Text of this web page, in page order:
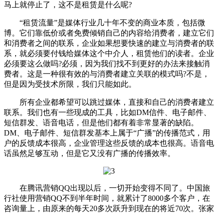
马上就停止了，这不是租赁是什么呢?
“租赁流量”是媒体行业几十年不变的商业本质，包括微
博。它们靠低价或者免费倾销自己的内容给消费者，建立它们
和消费者之间的联系，企业如果想要快速的建立与消费者的联
系，就必须要付钱给媒体这个中介人，租赁他们的读者。企业
必须要这么做吗?必须，因为我们找不到更好的办法来接触消
费者。这是一种很有效的与消费者建立关联的模式吗?不是，
但是因为受技术所限，我们只能如此。
所有企业都希望可以跳过媒体，直接和自己的消费者建立
联系。我们也有一些现成的工具，比如DM信件、电子邮件、
短信群发、语音电话，但是他们都有着非常显著的缺陷。
DM、电子邮件、短信群发基本上属于“广播”的传播范式，用
户的反馈成本很高，企业管理这些反馈的成本也很高。语音电
话虽然足够互动，但是它又没有广播的传播效率。
在腾讯营销QQ出现以后，一切开始变得不同了。中国旅
行社使用营销QQ不到半年时间，就累计了8000多个客户，在
咨询量上，由原来的每天20多次跃升到现在的将近70次。张家